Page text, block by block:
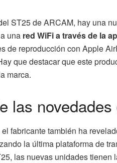
ST25 de ARCAM, hay una
una red WiFi a través de la
de reproducción con Apple
que destacar que este
marca.
las
fabricante también ha
la última plataforma de
las nuevas unidades tienen